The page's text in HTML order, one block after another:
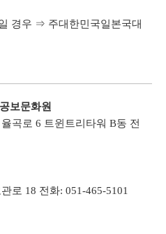
경우 ⇒ 주대한민국일본국대
보문화원
곡로 6 트윈트리타워 B동 전
로 18 전화: 051-465-5101